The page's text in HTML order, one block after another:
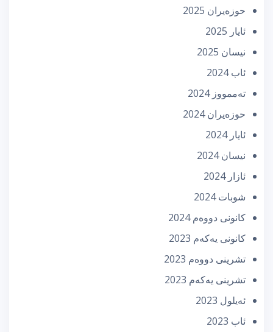
حوزه‌یران 2025
ئایار 2025
نیسان 2025
ئاب 2024
تەممووز 2024
حوزه‌یران 2024
ئایار 2024
نیسان 2024
ئازار 2024
شوبات 2024
كانونی دووه‌م 2024
كانونی یه‌كه‌م 2023
تشرینی دووه‌م 2023
تشرینی یه‌كه‌م 2023
ئه‌یلول 2023
ئاب 2023